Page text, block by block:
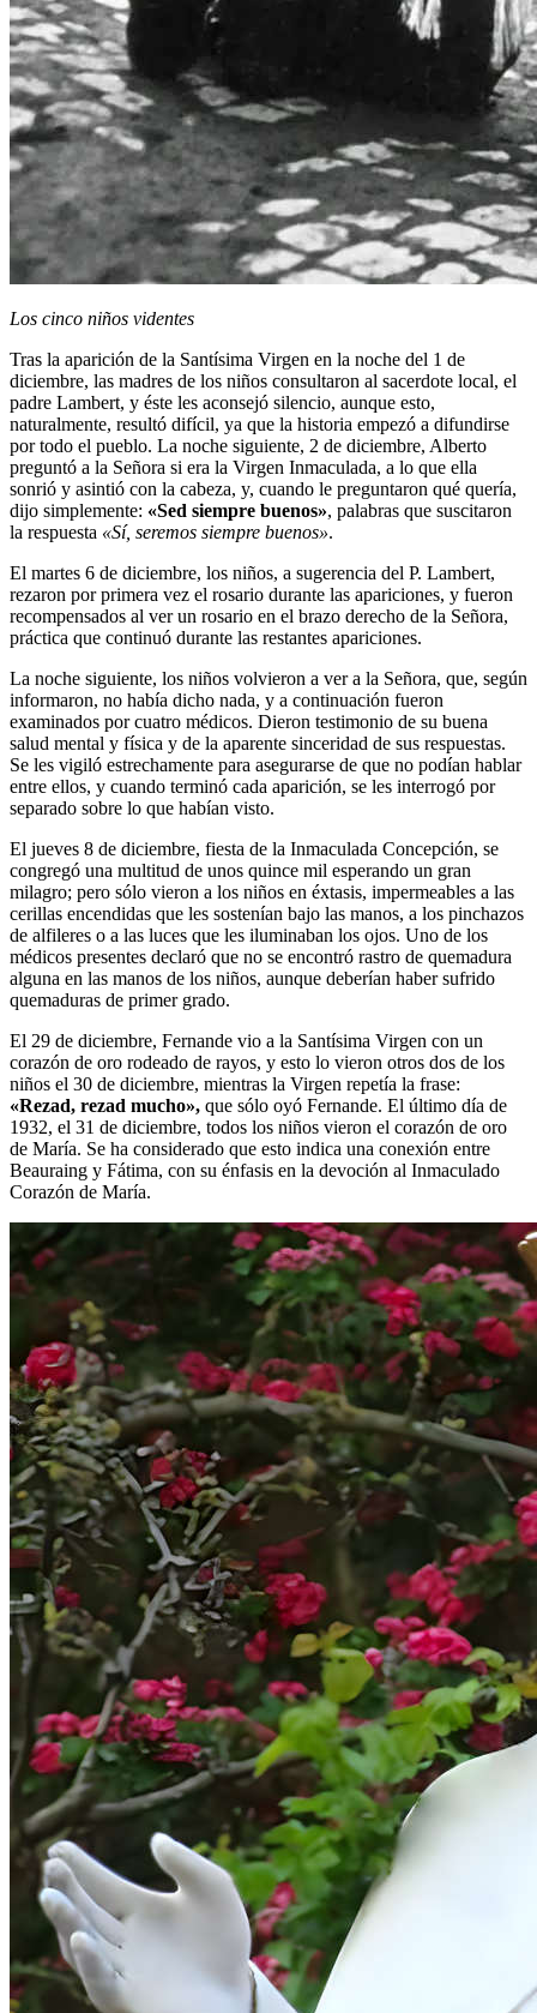
Los cinco niños videntes
Tras la aparición de la Santísima Virgen en la noche del 1 de
diciembre, las madres de los niños consultaron al sacerdote local, el
padre Lambert, y éste les aconsejó silencio, aunque esto,
naturalmente, resultó difícil, ya que la historia empezó a difundirse
por todo el pueblo. La noche siguiente, 2 de diciembre, Alberto
preguntó a la Señora si era la Virgen Inmaculada, a lo que ella
sonrió y asintió con la cabeza, y, cuando le preguntaron qué quería,
dijo simplemente: «Sed siempre buenos», palabras que suscitaron
la respuesta «Sí, seremos siempre buenos».
El martes 6 de diciembre, los niños, a sugerencia del P. Lambert,
rezaron por primera vez el rosario durante las apariciones, y fueron
recompensados al ver un rosario en el brazo derecho de la Señora,
práctica que continuó durante las restantes apariciones.
La noche siguiente, los niños volvieron a ver a la Señora, que, según
informaron, no había dicho nada, y a continuación fueron
examinados por cuatro médicos. Dieron testimonio de su buena
salud mental y física y de la aparente sinceridad de sus respuestas.
Se les vigiló estrechamente para asegurarse de que no podían hablar
entre ellos, y cuando terminó cada aparición, se les interrogó por
separado sobre lo que habían visto.
El jueves 8 de diciembre, fiesta de la Inmaculada Concepción, se
congregó una multitud de unos quince mil esperando un gran
milagro; pero sólo vieron a los niños en éxtasis, impermeables a las
cerillas encendidas que les sostenían bajo las manos, a los pinchazos
de alfileres o a las luces que les iluminaban los ojos. Uno de los
médicos presentes declaró que no se encontró rastro de quemadura
alguna en las manos de los niños, aunque deberían haber sufrido
quemaduras de primer grado.
El 29 de diciembre, Fernande vio a la Santísima Virgen con un
corazón de oro rodeado de rayos, y esto lo vieron otros dos de los
niños el 30 de diciembre, mientras la Virgen repetía la frase:
«Rezad, rezad mucho», que sólo oyó Fernande. El último día de
1932, el 31 de diciembre, todos los niños vieron el corazón de oro
de María. Se ha considerado que esto indica una conexión entre
Beauraing y Fátima, con su énfasis en la devoción al Inmaculado
Corazón de María.